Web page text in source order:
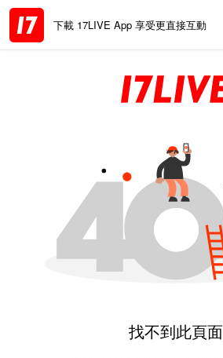
下載 17LIVE App 享受更直接互動
找不到此頁面